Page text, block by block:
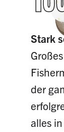
Stark
der
alles